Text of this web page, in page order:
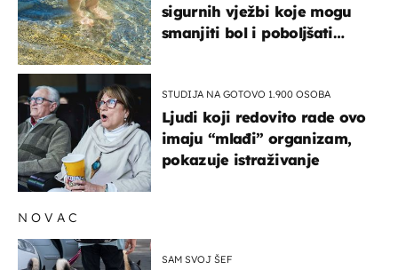
sigurnih vježbi koje mogu
smanjiti bol i poboljšati
STUDIJA NA GOTOVO 1.900 OSOBA
Ljudi koji redovito rade ovo
imaju “mlađi” organizam,
pokazuje istraživanje
NOVAC
SAM SVOJ ŠEF